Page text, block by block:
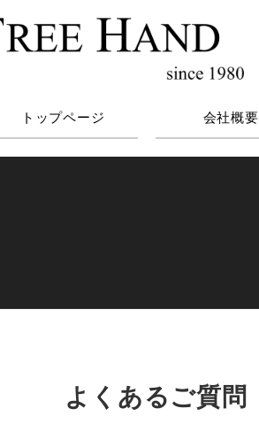
トップページ 会社概要
よくあるご質問